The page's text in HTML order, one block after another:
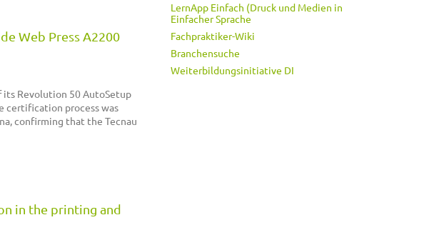
Web Press A2200
Revolution 50 AutoSetup
certification process was
confirming that the Tecnau
in the printing and
LernApp Einfach (Druck und Medien in
Einfacher Sprache
Fachpraktiker-Wiki
Branchensuche
Weiterbildungsinitiative DI